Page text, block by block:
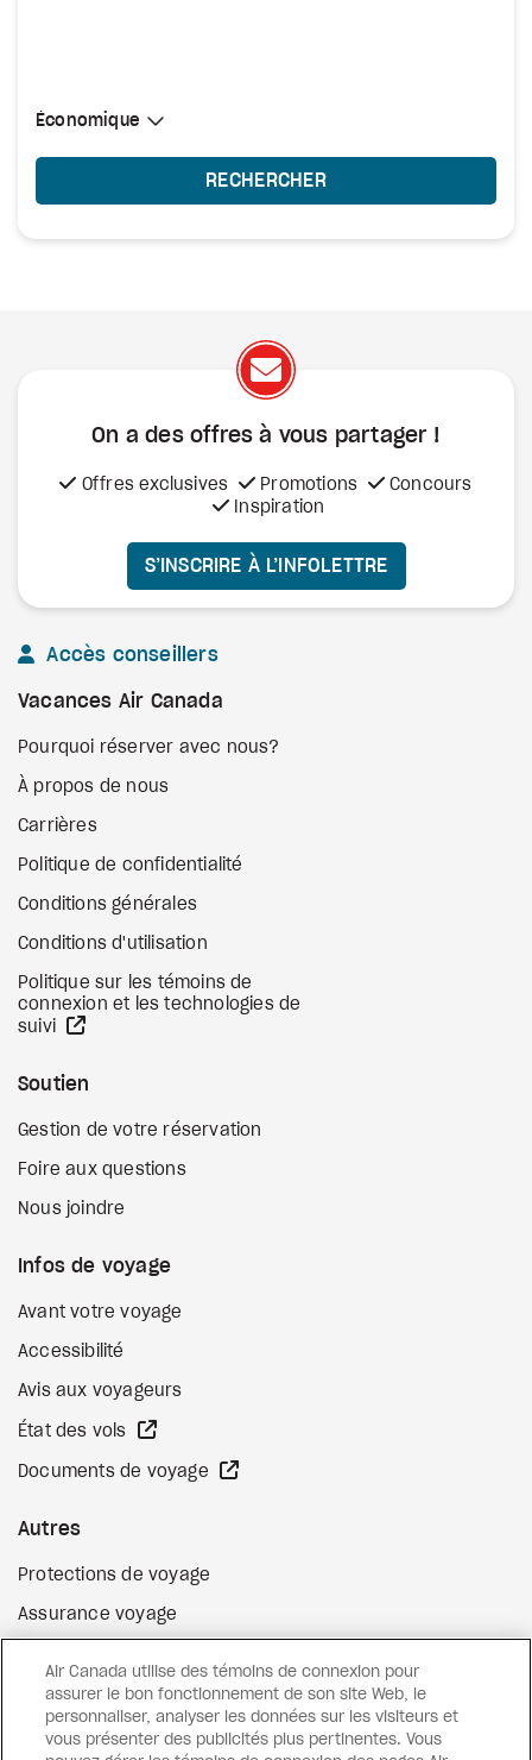
Sélectionner une cabine
Économique
Économique
RECHERCHER
On a des offres à vous partager !
Offres exclusives Promotions
Concours
Inspiration
S’INSCRIRE À L’INFOLETTRE
Accès conseillers
Vacances Air Canada
Pourquoi réserver avec nous?
À propos de nous
Carrières
Politique de confidentialité
Conditions générales
Conditions d'utilisation
Politique sur les témoins de
connexion et les technologies de
suivi
Soutien
Gestion de votre réservation
Foire aux questions
Nous joindre
Infos de voyage
Avant votre voyage
Accessibilité
Avis aux voyageurs
État des vols
Documents de voyage
Autres
Protections de voyage
Assurance voyage
Surclassement de vol
Cartes-cadeaux Site Web externe
Air Canada utilise des témoins de connexion pour
assurer le bon fonctionnement de son site Web, le
personnaliser, analyser les données sur les visiteurs et
vous présenter des publicités plus pertinentes. Vous